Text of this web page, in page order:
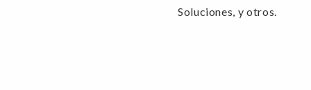
Soluciones, y otros.